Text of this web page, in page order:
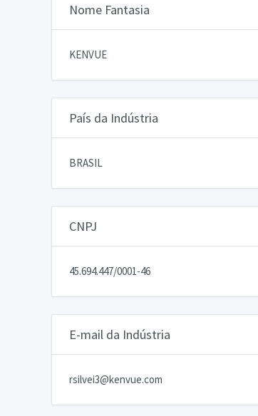
Nome Fantasia
KENVUE
País da Indústria
BRASIL
CNPJ
45.694.447/0001-46
E-mail da Indústria
rsilvei3@kenvue.com